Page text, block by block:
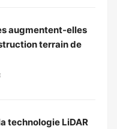
augmentent-elles
terrain de
technologie LiDAR